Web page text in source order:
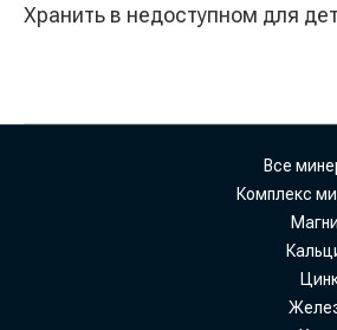
Хранить в недоступном для
Все
Комплекс